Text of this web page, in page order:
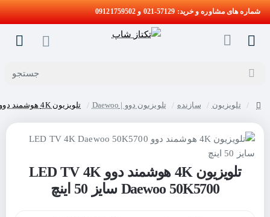
شماره های مشاوره و خرید: 57129-021 و 09121759502
جستجو
تلویزیون سازنده تلویزیون دوو | Daewoo تلویزیون 4K هوشمند دوو LED TV 4K Daewoo 50K5700 سایز 50 اینچ
تلویزیون 4K هوشمند دوو LED TV 4K
Daewoo 50K5700 سایز 50 اینچ